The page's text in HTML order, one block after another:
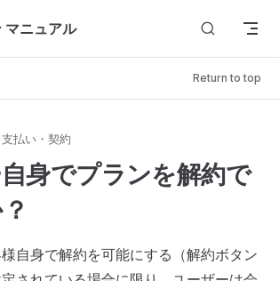
マニュアル
Return to top
支払い・契約
身でプランを解約で
自身で解約を可能にする（解約ボタン